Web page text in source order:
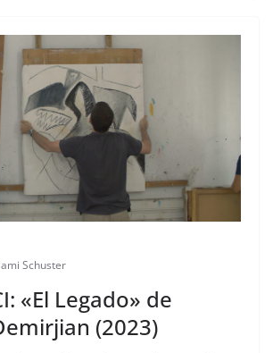
Schuster
«El Legado» de
(2023)